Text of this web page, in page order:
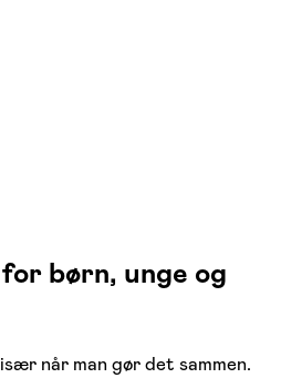
for børn, unge og
når man gør det sammen.